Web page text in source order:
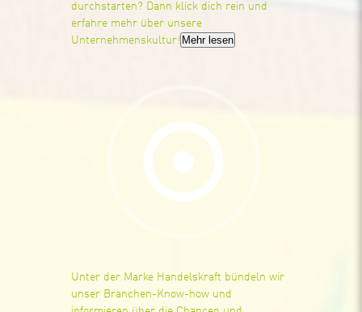
durchstarten? Dann klick dich rein und
erfahre mehr über unsere
Unternehmenskultur! Mehr lesen
Unter der Marke Handelskraft bündeln wir
unser Branchen-Know-how und